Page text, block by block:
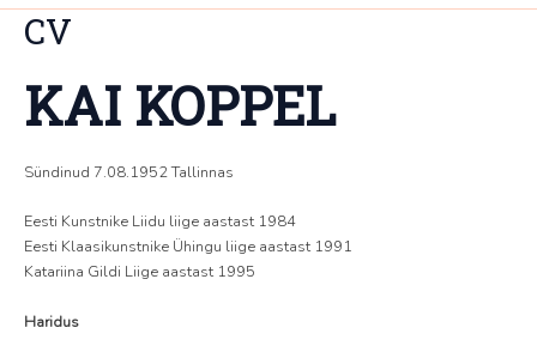
CV
KAI KOPPEL
Sündinud 7.08.1952 Tallinnas
Eesti Kunstnike Liidu liige aastast 1984
Eesti Klaasikunstnike Ühingu liige aastast 1991
Katariina Gildi Liige aastast 1995
Haridus